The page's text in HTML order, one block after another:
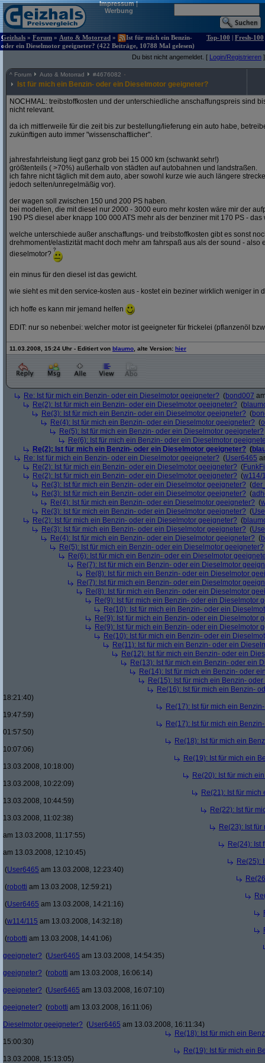
Impressum|
Werbung
Geizhals » Forum » Auto & Motorrad »
Ist für mich ein Benzin-
oder ein Dieselmotor geeigneter? (422 Beiträge, 10788 Mal gelesen)
Top-100 | Fresh-100
Du bist nicht angemeldet. [ Login/Registrieren ]
^ Forum Auto & Motorrad #4676082
Ist für mich ein Benzin- oder ein Dieselmotor geeigneter?
NOCHMAL: treibstoffkosten und der unterschiedliche anschaffungspreis sind
nicht relevant.
da ich mittlerweile für die zeit bis zur bestellung/lieferung ein auto habe,
zukünftigen auto immer "wissenschaftlicher".
jahresfahrleistung liegt ganz grob bei 15 000 km (schwankt sehr!)
größtenteils ( >70%) außerhalb von städten auf autobahnen und landstraßen.
ich fahre nicht täglich mit dem auto, aber sowohl kurze wie auch längere
jedoch selten/unregelmäßig vor).
der wagen soll zwischen 150 und 200 PS haben.
bei modellen, die mit diesel nur 2000 - 3000 euro mehr kosten wäre mir der
190 PS diesel aber knapp 100 000 ATS mehr als der benziner mit 170 PS - das
welche unterschiede außer anschaffungs- und treibstoffkosten gibt es sonst
drehmoment/elastizität macht doch mehr am fahrspaß aus als der sound - also
dieselmotor?
ein minus für den diesel ist das gewicht.
wie sieht es mit den service-kosten aus - kostet ein beziner wirklich weniger in
ich hoffe es kann mir jemand helfen
EDIT: nur so nebenbei: welcher motor ist geeigneter für frickelei (pflanzenöl
11.03.2008, 15:24 Uhr - Editiert von blaumo , alte Version: hier
Re: Ist für mich ein Benzin- oder ein Dieselmotor geeigneter? (bond007
Re(2): Ist für mich ein Benzin- oder ein Dieselmotor geeigneter? (
Re(3): Ist für mich ein Benzin- oder ein Dieselmotor geeigneter? (
Re(4): Ist für mich ein Benzin- oder ein Dieselmotor geeigneter? (
Re(5): Ist für mich ein Benzin- oder ein Dieselmotor geeigneter?
Re(6): Ist für mich ein Benzin- oder ein Dieselmotor
Re(2): Ist für mich ein Benzin- oder ein Dieselmotor geeigneter? (
Re: Ist für mich ein Benzin- oder ein Dieselmotor geeigneter? (User6465
Re(2): Ist für mich ein Benzin- oder ein Dieselmotor geeigneter? (
Re(2): Ist für mich ein Benzin- oder ein Dieselmotor geeigneter? (w114/
Re(3): Ist für mich ein Benzin- oder ein Dieselmotor geeigneter? (
Re(3): Ist für mich ein Benzin- oder ein Dieselmotor geeigneter? (
Re(4): Ist für mich ein Benzin- oder ein Dieselmotor geeigneter? (
Re(3): Ist für mich ein Benzin- oder ein Dieselmotor geeigneter? (
Re(2): Ist für mich ein Benzin- oder ein Dieselmotor geeigneter? (
Re(3): Ist für mich ein Benzin- oder ein Dieselmotor geeigneter? (
Re(4): Ist für mich ein Benzin- oder ein Dieselmotor geeigneter? (
Re(5): Ist für mich ein Benzin- oder ein Dieselmotor geeigneter?
Re(6): Ist für mich ein Benzin- oder ein Dieselmotor
Re(7): Ist für mich ein Benzin- oder ein Dieselmotor
Re(8): Ist für mich ein Benzin- oder ein Dieselmotor
Re(7): Ist für mich ein Benzin- oder ein Dieselmotor
Re(8): Ist für mich ein Benzin- oder ein Dieselmotor
Re(9): Ist für mich ein Benzin- oder ein Dieselmotor
Re(10): Ist für mich ein Benzin- oder ein
Re(9): Ist für mich ein Benzin- oder ein Dieselmotor
Re(9): Ist für mich ein Benzin- oder ein Dieselmotor
Re(10): Ist für mich ein Benzin- oder ein
Re(11): Ist für mich ein Benzin- oder ein
Re(12): Ist für mich ein Benzin- oder ein
Re(13): Ist für mich ein Benzin- oder ein
Re(14): Ist für mich ein Benzin- oder
Re(15): Ist für mich ein Benzin-
Re(16): Ist für mich ein Benzin-
18:21:40)
Re(17): Ist für mich ein
19:47:59)
Re(17): Ist für mich ein
01:57:50)
Re(18): Ist für mich ein
10:07:06)
Re(19): Ist für mich ein
13.03.2008, 10:18:00)
Re(20): Ist für mich
13.03.2008, 10:22:09)
Re(21): Ist für
13.03.2008, 10:44:59)
Re(22): Ist für
13.03.2008, 11:02:38)
Re(23): Ist
am 13.03.2008, 11:17:55)
Re(24): Ist
am 13.03.2008, 12:10:45)
Re(25):
(User6465 am 13.03.2008, 12:23:40)
(robotti am 13.03.2008, 12:59:21)
(User6465 am 13.03.2008, 14:21:16)
(w114/115 am 13.03.2008, 14:32:18)
(robotti am 13.03.2008, 14:41:06)
geeigneter? (User6465 am 13.03.2008, 14:54:35)
geeigneter? (robotti am 13.03.2008, 16:06:14)
geeigneter? (User6465 am 13.03.2008, 16:07:10)
geeigneter? (robotti am 13.03.2008, 16:11:06)
Dieselmotor geeigneter? (User6465 am 13.03.2008, 16:11:34)
Re(18): Ist für mich ein
15:00:30)
Re(19): Ist für mich ein
13.03.2008, 15:13:05)